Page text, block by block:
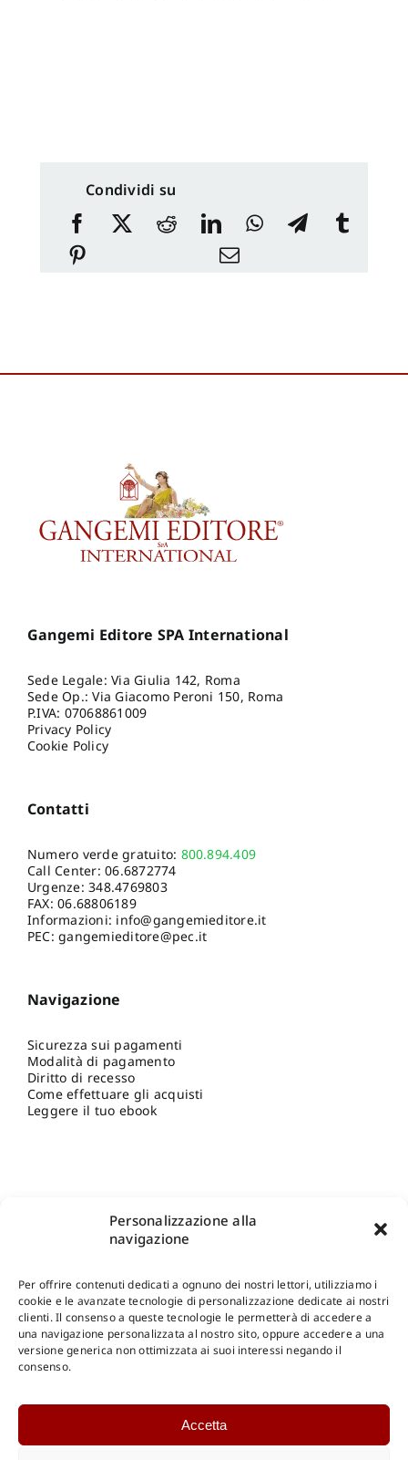
Personalizzazione alla
navigazione
Per offrire contenuti dedicati a ognuno dei nostri lettori, utilizziamo i
cookie e le avanzate tecnologie di personalizzazione dedicate ai nostri
clienti. Il consenso a queste tecnologie le permetterà di accedere a
una navigazione personalizzata al nostro sito, oppure accedere a una
versione generica non ottimizzata ai suoi interessi negando il
consenso.
Accetta
Condividi su
Gangemi Editore SPA International
Sede Legale: Via Giulia 142, Roma
Sede Op.: Via Giacomo Peroni 150, Roma
P.IVA: 07068861009
Privacy Policy
Cookie Policy
Contatti
Numero verde gratuito: 800.894.409
Call Center:06.6872774
Urgenze:348.4769803
FAX: 06.68806189
Informazioni: info@gangemieditore.it
PEC: gangemieditore@pec.it
Navigazione
Sicurezza sui pagamenti
Modalità di pagamento
Diritto di recesso
Come effettuare gli acquisti
Leggere il tuo ebook
Shop Gangemi Editore-Pagamenti Sicuri e anche Rateali
Catalogo Internazionale